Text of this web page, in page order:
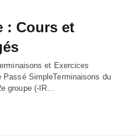
: Cours et
et Exercices
Passé SimpleTerminaisons du
groupe (-IR…